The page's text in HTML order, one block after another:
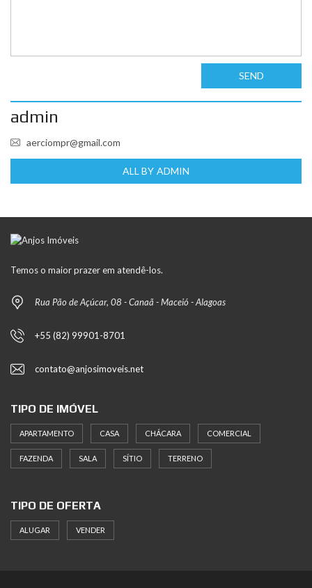
SEND
admin
aerciompr@gmail.com
ALL BY ADMIN
Temos o maior prazer em atendê-los.
Rua Pão de Açúcar, 08 - Canaã - Maceió - Alagoas
+55 (82) 99901-8701
contato@anjosimoveis.net
TIPO DE IMÓVEL
APARTAMENTO CASA CHÁCARA COMERCIAL
FAZENDA SALA SÍTIO TERRENO
TIPO DE OFERTA
ALUGAR VENDER